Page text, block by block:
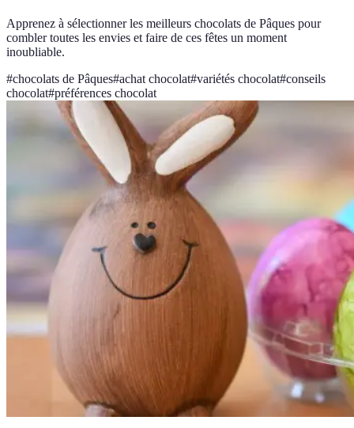
Apprenez à sélectionner les meilleurs chocolats de Pâques pour
combler toutes les envies et faire de ces fêtes un moment
inoubliable.
#chocolats de Pâques#achat chocolat#variétés chocolat#conseils
chocolat#préférences chocolat